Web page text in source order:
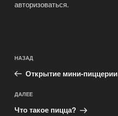
авторизоваться.
по
записям
Предыдущая
запись:
НАЗАД
Открытие мини-пиццерии
Следующая
запись
ДАЛЕЕ
Что такое пицца?